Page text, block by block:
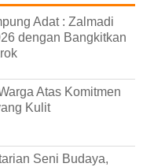
Adat : Zalmadi
dengan Bangkitkan
Atas Komitmen
Kulit
Seni Budaya,